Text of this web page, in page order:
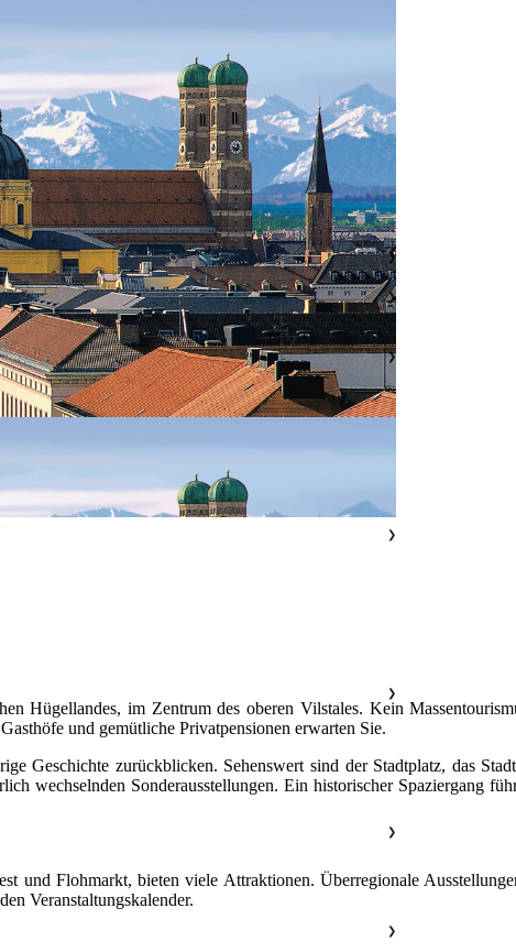
Hügellandes, im Zentrum des oberen Vilstales. Kein
und gemütliche Privatpensionen erwarten Sie.
Geschichte zurückblicken. Sehenswert sind der Stadtplatz, das
wechselnden Sonderausstellungen. Ein historischer Spaziergang
und Flohmarkt, bieten viele Attraktionen. Überregionale
Veranstaltungskalender.
❯
❯
❯
❯
❯
❯
❯